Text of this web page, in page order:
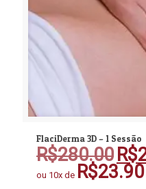
FlaciDerma 3D – 1 Sessão
R$280.00 O
R$
ou 10x de R$23.90